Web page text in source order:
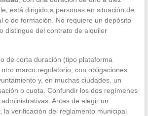
está dirigido a personas en situación de
o de formación. No requiere un depósito
distingue del contrato de alquiler
de corta duración (tipo plataforma
marco regulatorio, con obligaciones
y, en muchas ciudades, un
o cuota. Confundir los dos regímenes
Antes de elegir un
la verificación del reglamento municipal